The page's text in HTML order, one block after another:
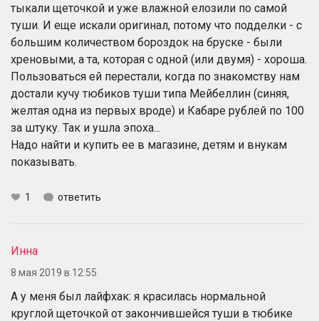
тыкали щеточкой и уже влажной елозили по самой
туши. И еще искали оригинал, потому что подделки - с
большим количеством бороздок на бруске - были
хреновыми, а та, которая с одной (или двумя) - хороша.
Пользоваться ей перестали, когда по знакомству нам
достали кучу тюбиков туши типа Мейбеллин (синяя,
желтая одна из первых вроде) и Кабаре рублей по 100
за штуку. Так и ушла эпоха...
Надо найти и купить ее в магазине, детям и внукам
показывать.
1 ответить
Инна
8 мая 2019 в 12:55
А у меня был лайфхак: я красилась нормальной
круглой щеточкой от закончившейся туши в тюбике